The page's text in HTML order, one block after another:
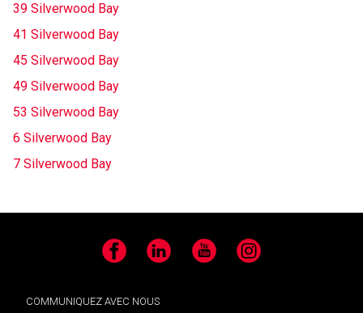
39 Silverwood Bay
41 Silverwood Bay
45 Silverwood Bay
49 Silverwood Bay
53 Silverwood Bay
6 Silverwood Bay
7 Silverwood Bay
Facebook LinkedIn YouTube Instagram
COMMUNIQUEZ AVEC NOUS